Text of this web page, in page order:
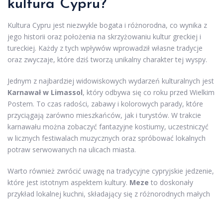
kultura Cypru?
Kultura Cypru jest niezwykle bogata i różnorodna, co wynika z
jego historii oraz położenia na skrzyżowaniu kultur greckiej i
tureckiej. Każdy z tych wpływów wprowadził własne tradycje
oraz zwyczaje, które dziś tworzą unikalny charakter tej wyspy.
Jednym z najbardziej widowiskowych wydarzeń kulturalnych jest
Karnawał w Limassol, który odbywa się co roku przed Wielkim
Postem. To czas radości, zabawy i kolorowych parady, które
przyciągają zarówno mieszkańców, jak i turystów. W trakcie
karnawału można zobaczyć fantazyjne kostiumy, uczestniczyć
w licznych festiwalach muzycznych oraz spróbować lokalnych
potraw serwowanych na ulicach miasta.
Warto również zwrócić uwagę na tradycyjne cypryjskie jedzenie,
które jest istotnym aspektem kultury. Meze to doskonały
przykład lokalnej kuchni, składający się z różnorodnych małych